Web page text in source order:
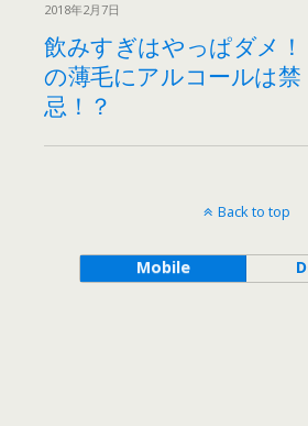
2018年2月7日
飲みすぎはやっぱダメ！
の薄毛にアルコールは禁
忌！？
Back to top
Mobile